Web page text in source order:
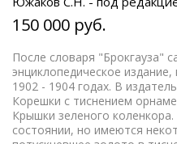
150 000 руб.
После словаря "Брокгауза"
энциклопедическое
1902 - 1904 годах. В
Корешки с тиснением
Крышки зеленого
состоянии, но имеются